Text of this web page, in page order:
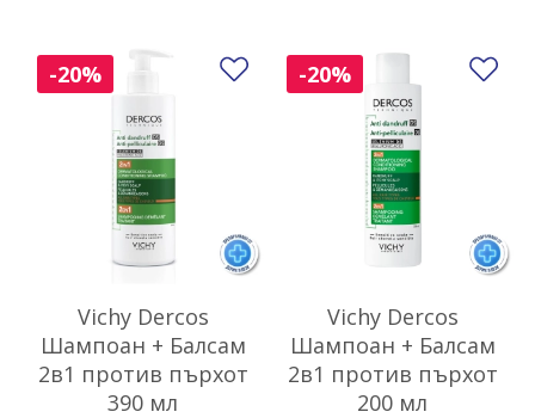
Vichy Dercos
Шампоан + Балсам
2в1 против пърхот
390 мл
-20% Добави в любими
Vichy Dercos
Шампоан + Балсам
2в1 против пърхот
200 мл
-20%